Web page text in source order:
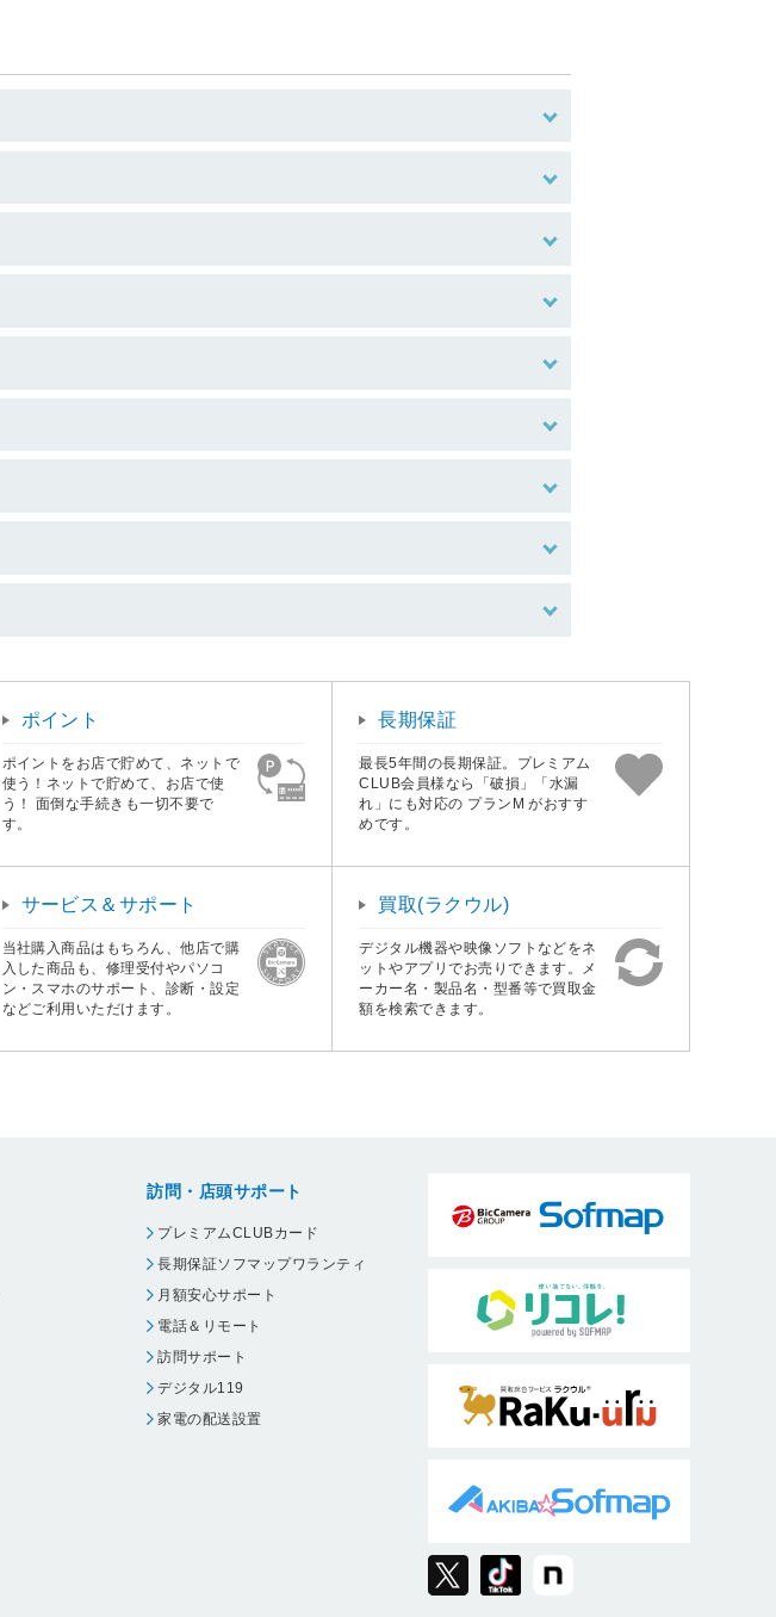
ポイント
ポイントをお店で貯めて、ネットで
使う！ネットで貯めて、お店で使
う！ 面倒な手続きも一切不要で
す。
長期保証
最長5年間の長期保証。プレミアム
CLUB会員様なら「破損」「水漏
れ」にも対応の プランM がおすす
めです。
サービス＆サポート
当社購入商品はもちろん、他店で購
入した商品も、修理受付やパソコ
ン・スマホのサポート、診断・設定
などご利用いただけます。
買取(ラクウル)
デジタル機器や映像ソフトなどをネ
ットやアプリでお売りできます。メ
ーカー名・製品名・型番等で買取金
額を検索できます。
訪問・店頭サポート
プレミアムCLUBカード
長期保証ソフマップワランティ
月額安心サポート
電話＆リモート
訪問サポート
デジタル119
家電の配送設置